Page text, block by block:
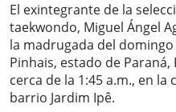
El exintegrante de la
taekwondo, Miguel Ángel
la madrugada del domingo
Pinhais, estado de
cerca de la 1:45 a.m., en la
barrio Jardim Ipê.